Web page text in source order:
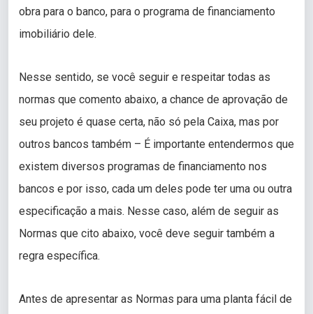
obra para o banco, para o programa de financiamento
imobiliário dele.
Nesse sentido, se você seguir e respeitar todas as
normas que comento abaixo, a chance de aprovação de
seu projeto é quase certa, não só pela Caixa, mas por
outros bancos também – É importante entendermos que
existem diversos programas de financiamento nos
bancos e por isso, cada um deles pode ter uma ou outra
especificação a mais. Nesse caso, além de seguir as
Normas que cito abaixo, você deve seguir também a
regra específica.
Antes de apresentar as Normas para uma planta fácil de